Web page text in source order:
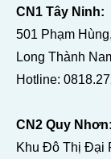
CN1 Tây Ninh:
501 Phạm
Long Thành
Hotline:
CN2 Quy Nhơn:
Khu Đô Thị Đại